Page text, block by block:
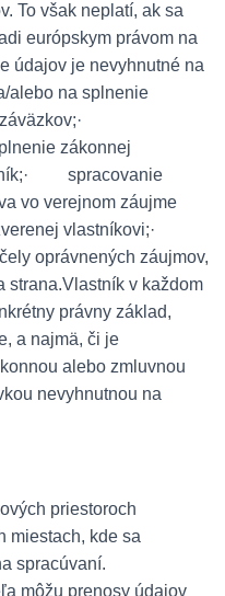
To však neplatí, ak sa
európskym právom na
je nevyhnutné na
alebo na splnenie
záväzkov;·
zákonnej
spracovanie
vo verejnom záujme
vlastníkovi;·
oprávnených záujmov,
strana.Vlastník v každom
právny základ,
a najmä, či je
alebo zmluvnou
nevyhnutnou na
priestoroch
miestach, kde sa
spracúvaní.
môžu prenosy údajov